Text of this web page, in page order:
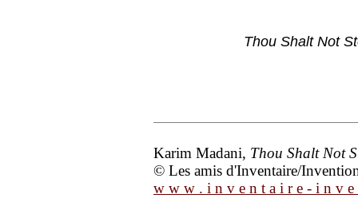
Thou Shalt Not
Karim Madani, Thou Shalt Not
© Les amis d'Inventaire/
w w w . i n v e n t a i r e - i n v